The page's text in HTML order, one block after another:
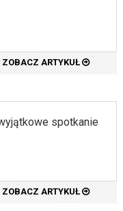
ZOBACZ ARTYKUŁ
spotkanie
ZOBACZ ARTYKUŁ